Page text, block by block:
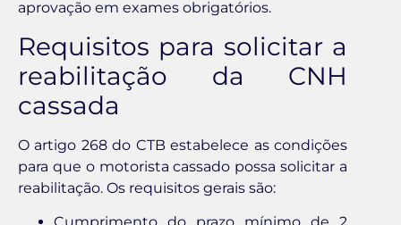
aprovação em exames obrigatórios.
Requisitos para solicitar a
reabilitação da CNH
cassada
O artigo 268 do CTB estabelece as condições
para que o motorista cassado possa solicitar a
reabilitação. Os requisitos gerais são: